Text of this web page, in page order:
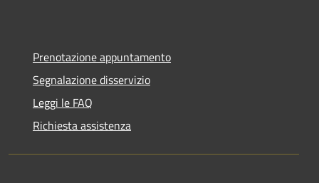
Prenotazione appuntamento
Segnalazione disservizio
Leggi le FAQ
Richiesta assistenza